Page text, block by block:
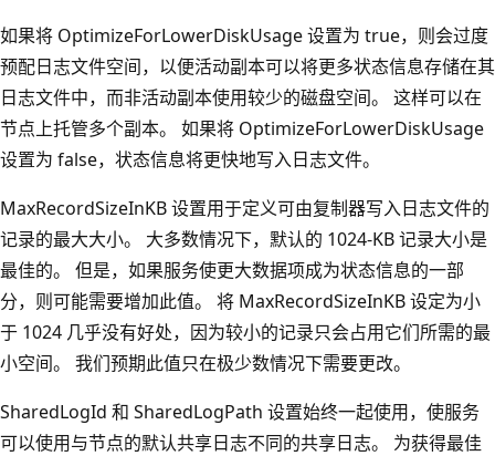
如果将 OptimizeForLowerDiskUsage 设置为 true，则会过度
预配日志文件空间，以便活动副本可以将更多状态信息存储在其
日志文件中，而非活动副本使用较少的磁盘空间。 这样可以在
节点上托管多个副本。 如果将 OptimizeForLowerDiskUsage
设置为 false，状态信息将更快地写入日志文件。
MaxRecordSizeInKB 设置用于定义可由复制器写入日志文件的
记录的最大大小。 大多数情况下，默认的 1024-KB 记录大小是
最佳的。 但是，如果服务使更大数据项成为状态信息的一部
分，则可能需要增加此值。 将 MaxRecordSizeInKB 设定为小
于 1024 几乎没有好处，因为较小的记录只会占用它们所需的最
小空间。 我们预期此值只在极少数情况下需要更改。
SharedLogId 和 SharedLogPath 设置始终一起使用，使服务
可以使用与节点的默认共享日志不同的共享日志。 为获得最佳